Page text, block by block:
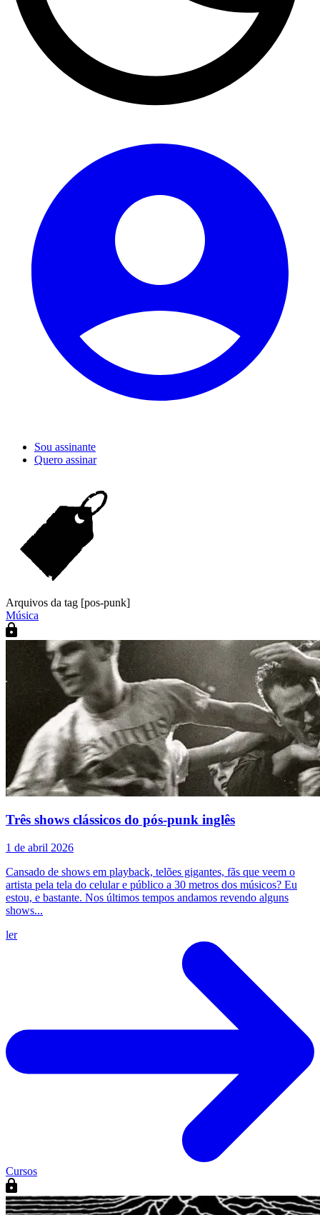
Sou assinante
Quero assinar
Arquivos da tag [pos-punk]
Música
Três shows clássicos do pós-punk inglês
1 de abril 2026
Cansado de shows em playback, telões gigantes, fãs que veem o
artista pela tela do celular e público a 30 metros dos músicos? Eu
estou, e bastante. Nos últimos tempos andamos revendo alguns
shows...
ler
Cursos